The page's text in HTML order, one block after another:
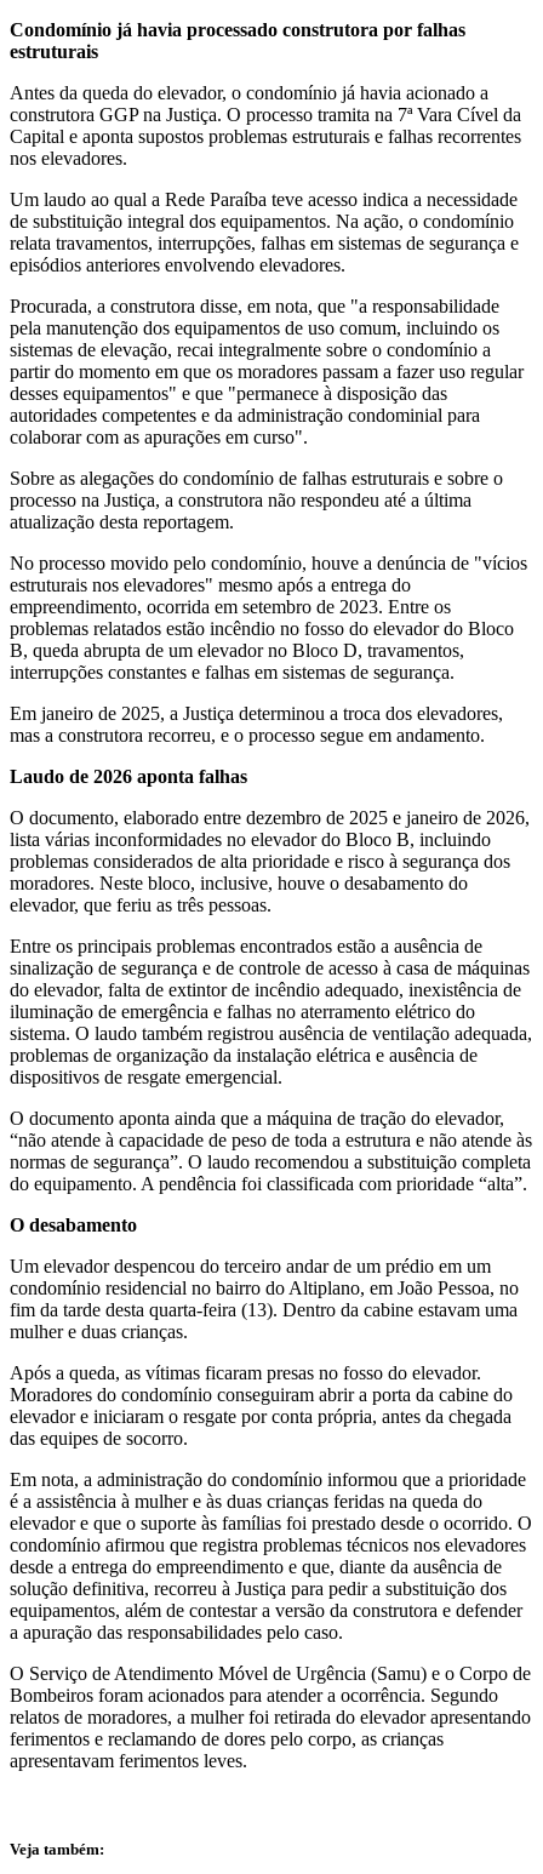
Condomínio já havia processado construtora por falhas
estruturais
Antes da queda do elevador, o condomínio já havia acionado a
construtora GGP na Justiça. O processo tramita na 7ª Vara Cível da
Capital e aponta supostos problemas estruturais e falhas recorrentes
nos elevadores.
Um laudo ao qual a Rede Paraíba teve acesso indica a necessidade
de substituição integral dos equipamentos. Na ação, o condomínio
relata travamentos, interrupções, falhas em sistemas de segurança e
episódios anteriores envolvendo elevadores.
Procurada, a construtora disse, em nota, que "a responsabilidade
pela manutenção dos equipamentos de uso comum, incluindo os
sistemas de elevação, recai integralmente sobre o condomínio a
partir do momento em que os moradores passam a fazer uso regular
desses equipamentos" e que "permanece à disposição das
autoridades competentes e da administração condominial para
colaborar com as apurações em curso".
Sobre as alegações do condomínio de falhas estruturais e sobre o
processo na Justiça, a construtora não respondeu até a última
atualização desta reportagem.
No processo movido pelo condomínio, houve a denúncia de "vícios
estruturais nos elevadores" mesmo após a entrega do
empreendimento, ocorrida em setembro de 2023. Entre os
problemas relatados estão incêndio no fosso do elevador do Bloco
B, queda abrupta de um elevador no Bloco D, travamentos,
interrupções constantes e falhas em sistemas de segurança.
Em janeiro de 2025, a Justiça determinou a troca dos elevadores,
mas a construtora recorreu, e o processo segue em andamento.
Laudo de 2026 aponta falhas
O documento, elaborado entre dezembro de 2025 e janeiro de 2026,
lista várias inconformidades no elevador do Bloco B, incluindo
problemas considerados de alta prioridade e risco à segurança dos
moradores. Neste bloco, inclusive, houve o desabamento do
elevador, que feriu as três pessoas.
Entre os principais problemas encontrados estão a ausência de
sinalização de segurança e de controle de acesso à casa de máquinas
do elevador, falta de extintor de incêndio adequado, inexistência de
iluminação de emergência e falhas no aterramento elétrico do
sistema. O laudo também registrou ausência de ventilação adequada,
problemas de organização da instalação elétrica e ausência de
dispositivos de resgate emergencial.
O documento aponta ainda que a máquina de tração do elevador,
“não atende à capacidade de peso de toda a estrutura e não atende às
normas de segurança”. O laudo recomendou a substituição completa
do equipamento. A pendência foi classificada com prioridade “alta”.
O desabamento
Um elevador despencou do terceiro andar de um prédio em um
condomínio residencial no bairro do Altiplano, em João Pessoa, no
fim da tarde desta quarta-feira (13). Dentro da cabine estavam uma
mulher e duas crianças.
Após a queda, as vítimas ficaram presas no fosso do elevador.
Moradores do condomínio conseguiram abrir a porta da cabine do
elevador e iniciaram o resgate por conta própria, antes da chegada
das equipes de socorro.
Em nota, a administração do condomínio informou que a prioridade
é a assistência à mulher e às duas crianças feridas na queda do
elevador e que o suporte às famílias foi prestado desde o ocorrido. O
condomínio afirmou que registra problemas técnicos nos elevadores
desde a entrega do empreendimento e que, diante da ausência de
solução definitiva, recorreu à Justiça para pedir a substituição dos
equipamentos, além de contestar a versão da construtora e defender
a apuração das responsabilidades pelo caso.
O Serviço de Atendimento Móvel de Urgência (Samu) e o Corpo de
Bombeiros foram acionados para atender a ocorrência. Segundo
relatos de moradores, a mulher foi retirada do elevador apresentando
ferimentos e reclamando de dores pelo corpo, as crianças
apresentavam ferimentos leves.
Veja também: